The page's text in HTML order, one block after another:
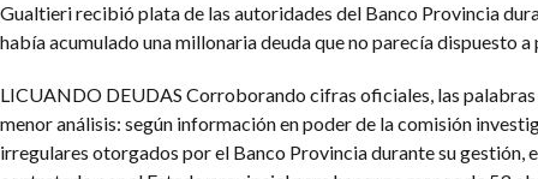
Gualtieri recibió plata de las autoridades del Banco Provincia
había acumulado una millonaria deuda que no parecía dispuesto a
LICUANDO DEUDAS Corroborando cifras oficiales, las palabras
menor análisis: según información en poder de la comisión
irregulares otorgados por el Banco Provincia durante su gestión,